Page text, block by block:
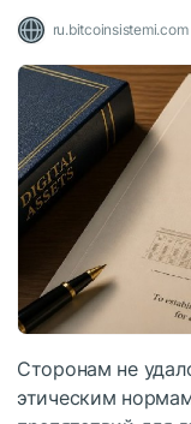
ru.bitcoinsistemi.com
Сторонам не
этическим